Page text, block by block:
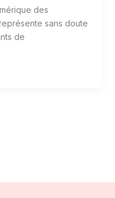
des
sans doute
de